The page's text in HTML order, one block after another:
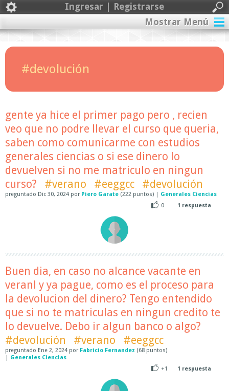
Ingresar | Registrarse
Mostrar Menú
#devolución
gente ya hice el primer pago pero , recien
veo que no podre llevar el curso que queria,
saben como comunicarme con estudios
generales ciencias o si ese dinero lo
devuelven si no me matriculo en ningun
curso?
#verano #eeggcc #devolución
preguntado Dic 30, 2024 por Piero Garate (222 puntos) | Generales Ciencias
0
1 respuesta
Buen dia, en caso no alcance vacante en
veranl y ya pague, como es el proceso para
la devolucion del dinero? Tengo entendido
que si no te matriculas en ningun credito te
lo devuelve. Debo ir algun banco o algo?
#devolución
#verano #eeggcc
preguntado Ene 2, 2024 por Fabricio Fernandez (68 puntos)
| Generales Ciencias
+1
1 respuesta